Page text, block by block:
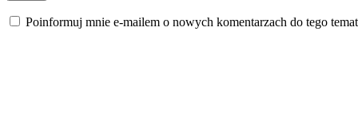
Poinformuj mnie e-mailem o nowych komentarzach do tego